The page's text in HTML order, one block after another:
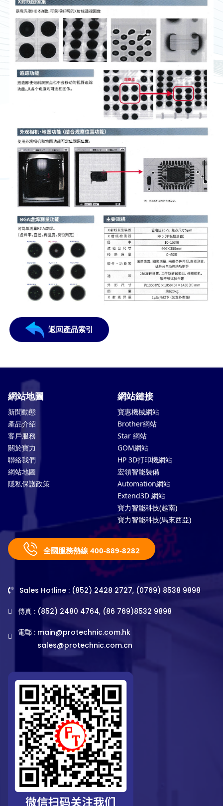
返回產品索引
網站地圖
新聞動態
產品介紹
客戶服務
關於寶力
聯絡我們
網站地圖
隱私保護政策
網站鏈接
寶惠機械網站
Brother網站
Star 網站
GOM網站
HP 3D打印機網站
宏領智能裝備
Automation網站
Extend3D 網站
寶力智能科技(越南)
寶力智能科技(馬來西亞)
全國服務熱線 400-889-8282
Sales Hotline : (852) 2428 2727, (0769) 8538 9898
傳真 : (852) 2480 4764, (86 769)8532 9898
電郵 : main@protechnic.com.hk
sales@protechnic.com.cn